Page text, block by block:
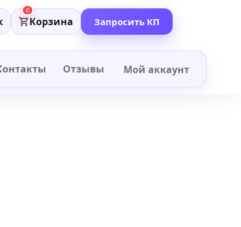
0
Корзина Запросить КП
Отзывы Мой аккаунт